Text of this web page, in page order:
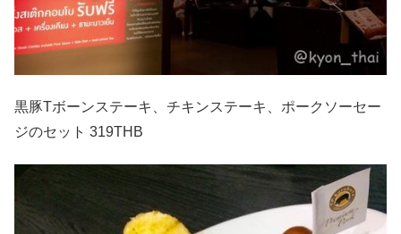
黒豚Tボーンステーキ、チキンステーキ、ポークソーセー
ジのセット 319THB